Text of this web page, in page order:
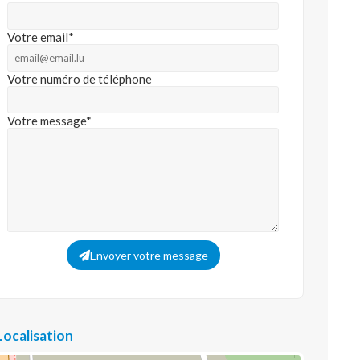
Votre email*
Votre numéro de téléphone
Votre message*
Envoyer votre message